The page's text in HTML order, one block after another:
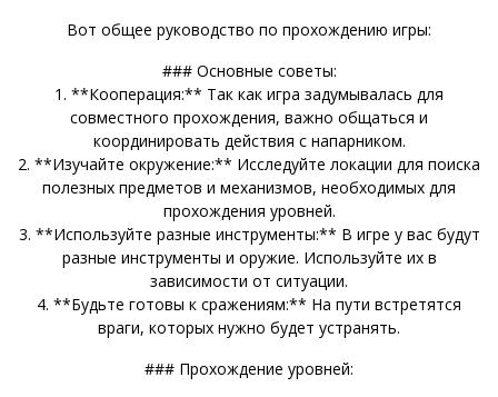
Вот общее руководство по прохождению игры:
### Основные советы:
1. **Кооперация:** Так как игра задумывалась для
совместного прохождения, важно общаться и
координировать действия с напарником.
2. **Изучайте окружение:** Исследуйте локации для поиска
полезных предметов и механизмов, необходимых для
прохождения уровней.
3. **Используйте разные инструменты:** В игре у вас будут
разные инструменты и оружие. Используйте их в
зависимости от ситуации.
4. **Будьте готовы к сражениям:** На пути встретятся
враги, которых нужно будет устранять.
### Прохождение уровней: